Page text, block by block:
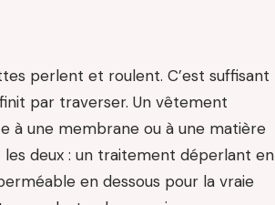
perlent et roulent. C’est suffisant
par traverser. Un vêtement
à une membrane ou à une matière
deux : un traitement déperlant en
en dessous pour la vraie